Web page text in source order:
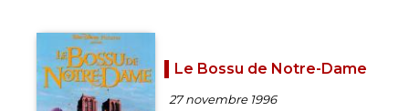
Le Bossu de Notre-Dame
27 novembre 1996